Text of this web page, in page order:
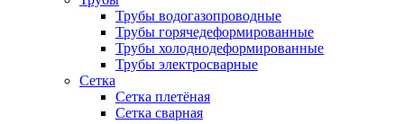
Трубы водогазопроводные
Трубы горячедеформированные
Трубы холоднодеформированные
Трубы электросварные
Сетка
Сетка плетёная
Сетка сварная